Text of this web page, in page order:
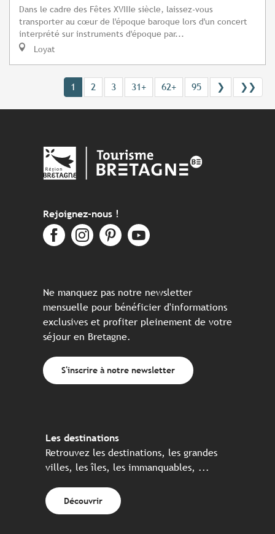
Dans le cadre des Fêtes XVIIIe siècle, laissez-vous
transporter au cœur de l'époque baroque lors d'un concert
interprété sur instruments d'époque par...
Loyat
1 2 3 31+ 62+ 95 ❯ ❯❯
Rejoignez-nous !
Ne manquez pas notre newsletter
mensuelle pour bénéficier d'informations
exclusives et profiter pleinement de votre
séjour en Bretagne.
S'inscrire à notre newsletter
Les destinations
Retrouvez les destinations, les grandes
villes, les îles, les immanquables, ...
Découvrir